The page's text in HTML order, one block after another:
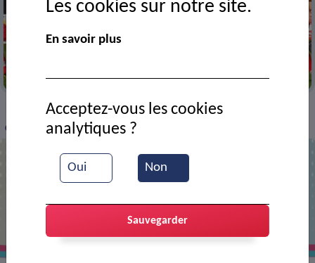
> VIE MUNICIPALE > Ressources documentaires
Club de football USCP : équipe de ligue
Club de football USCP : équipe de
ligue
Les cookies sur notre site.
En savoir plus
Oui Non
Acceptez-vous les cookies
analytiques ?
Sauvegarder